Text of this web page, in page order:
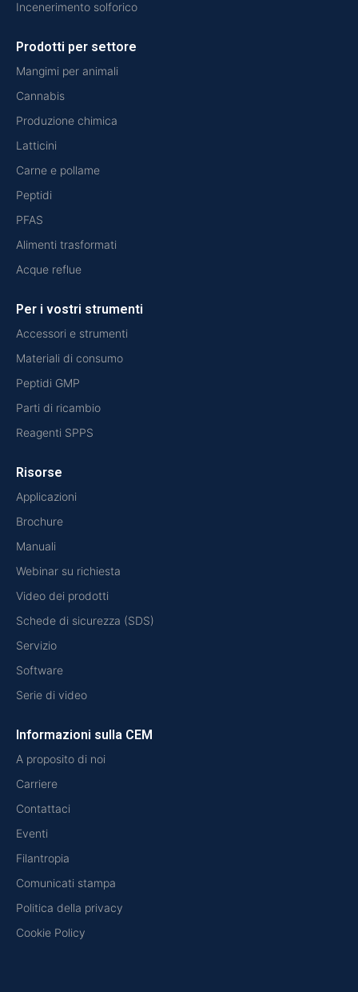
Incenerimento solforico
Prodotti per settore
Mangimi per animali
Cannabis
Produzione chimica
Latticini
Carne e pollame
Peptidi
PFAS
Alimenti trasformati
Acque reflue
Per i vostri strumenti
Accessori e strumenti
Materiali di consumo
Peptidi GMP
Parti di ricambio
Reagenti SPPS
Risorse
Applicazioni
Brochure
Manuali
Webinar su richiesta
Video dei prodotti
Schede di sicurezza (SDS)
Servizio
Software
Serie di video
Informazioni sulla CEM
A proposito di noi
Carriere
Contattaci
Eventi
Filantropia
Comunicati stampa
Politica della privacy
Cookie Policy